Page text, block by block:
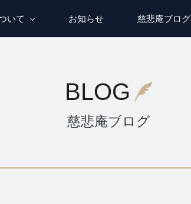
いて お知らせ 慈悲庵ブログ
BLOG
慈悲庵ブログ